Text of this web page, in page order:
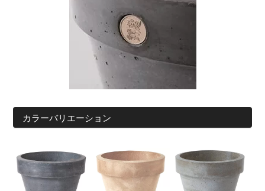
カラーバリエーション